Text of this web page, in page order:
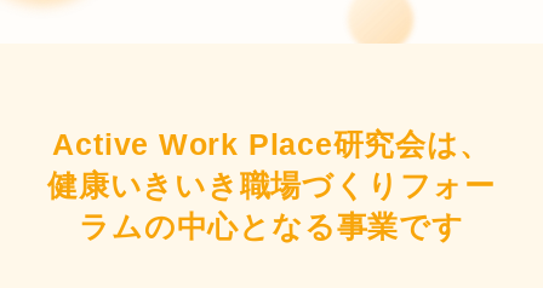
Active Work Place研究会は、
健康いきいき職場づくりフォー
ラムの中心となる事業です